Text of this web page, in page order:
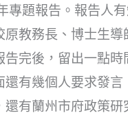
專題報告。報告人
原教務長、博士生
告完後，留出一點
還有幾個人要求發
還有蘭州市府政策